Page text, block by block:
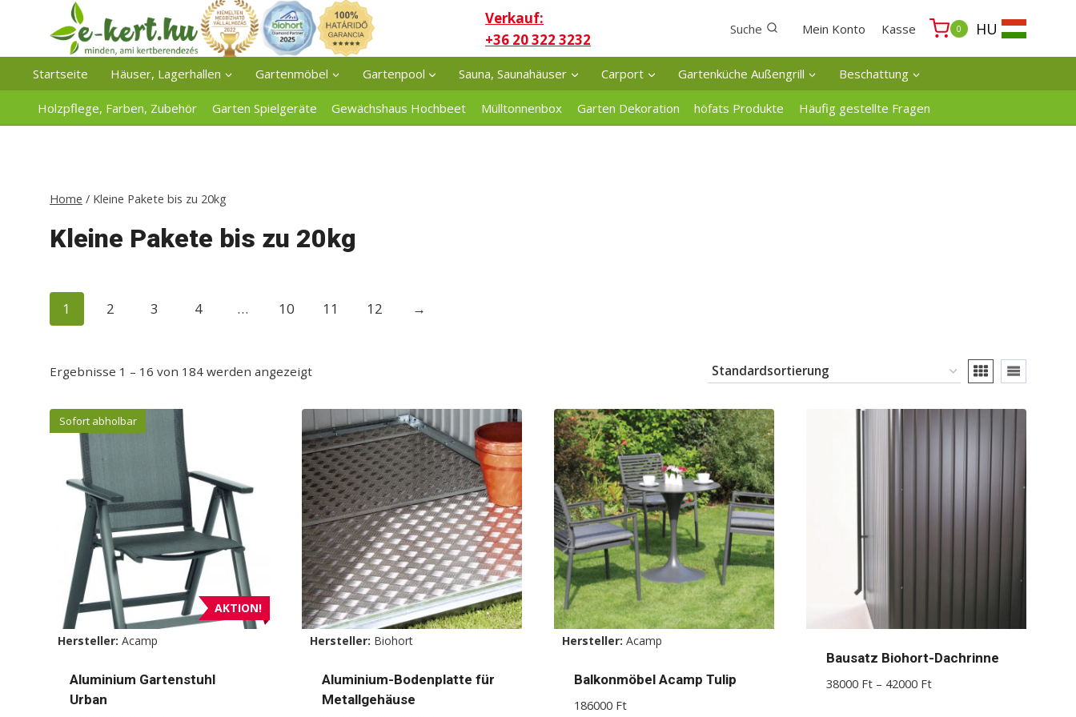
springen
Verkauf:
+36 20 322 3232
Suche Mein Konto Kasse 0 HU
Startseite Häuser, Lagerhallen Gartenmöbel Gartenpool Sauna, Saunahäuser Carport Gartenküche Außengrill Beschattung
Holzpflege, Farben, Zubehör Garten Spielgeräte Gewächshaus Hochbeet Mülltonnenbox Garten Dekoration höfats Produkte Häufig gestellte Fragen
Home / Kleine Pakete bis zu 20kg
Kleine Pakete bis zu 20kg
1 2 3 4 … 10 11 12 →
Ergebnisse 1 – 16 von 184 werden angezeigt
AKTION!
Sofort abholbar
Hersteller: Acamp
Aluminium Gartenstuhl
Urban
Hersteller: Biohort
Aluminium-Bodenplatte für
Metallgehäuse
Hersteller: Acamp
Balkonmöbel Acamp Tulip
186000 Ft
Bausatz Biohort-Dachrinne
38000 Ft – 42000 FtPreisspanne: